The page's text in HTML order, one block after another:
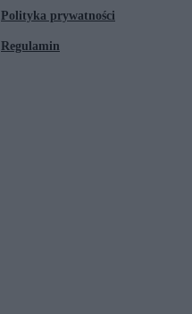
Polityka prywatności
Regulamin